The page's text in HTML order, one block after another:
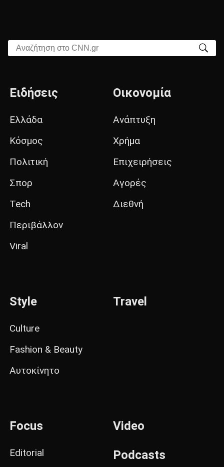
Αναζήτηση στο CNN.gr
Ειδήσεις
Ελλάδα
Κόσμος
Πολιτική
Σπορ
Tech
Περιβάλλον
Viral
Οικονομία
Ανάπτυξη
Χρήμα
Επιχειρήσεις
Αγορές
Διεθνή
Style
Culture
Fashion & Beauty
Αυτοκίνητο
Travel
Focus
Editorial
Video
Podcasts